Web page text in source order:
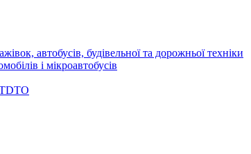
автобусів, будівельної та дорожньої техніки
і мікроавтобусів